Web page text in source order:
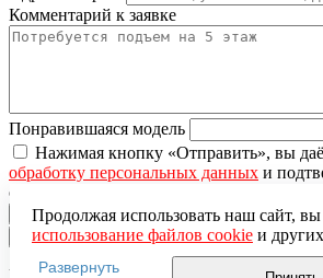
Комментарий к заявке
Понравившаяся модель
Нажимая кнопку «Отправить», вы
обработку персональных данных и
ознакомление с
Продолжая использовать наш сайт, вы
использование файлов cookieи других
пользовательских данных (включая IP-
местоположении, устройстве, действиях на сайте
Развернуть